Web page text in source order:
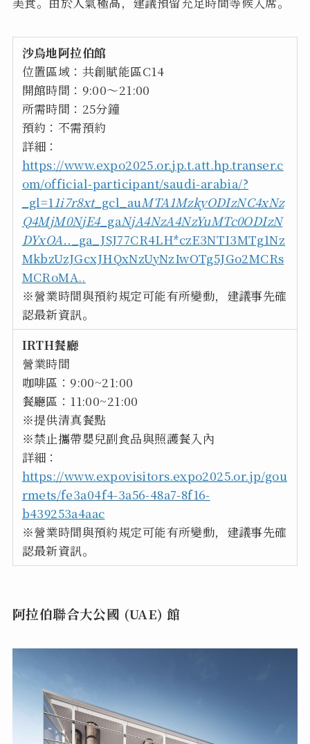
沙烏地阿拉伯館
位置區域：共創賦能區C14
開館時間：9:00～21:00
所需時間：25分鐘
預約：不需預約
詳細：
https://www.expo2025.or.jp.t.att.hp.transer.c
om/official-participant/saudi-arabia/?
_gl=1 1i7r8xt_gcl_auMTA1MzkyODIzNC4xNz
Q4MjM0NjE4_gaNjA4NzA4NzYuMTc0ODIzN
DYxOA.. _ga_JSJ77CR4LH*czE3NTI3MTg1Nz
MkbzUzJGcxJHQxNzUyNzIwOTg5JGo2MCRs
MCRoMA..
※營業時間與預約規定可能有所變動，建議事先確
認最新資訊。
IRTH餐廳
營業時間
咖啡區：9:00~21:00
餐廳區：11:00~21:00
※提供清真餐點
※禁止攜帶嬰兒副食品與照護餐入內
詳細：
https://www.expovisitors.expo2025.or.jp/gou
rmets/fe3a04f4-3a56-48a7-8f16-
b439253a4aac
※營業時間與預約規定可能有所變動，建議事先確
認最新資訊。
阿拉伯聯合大公國 (UAE) 館